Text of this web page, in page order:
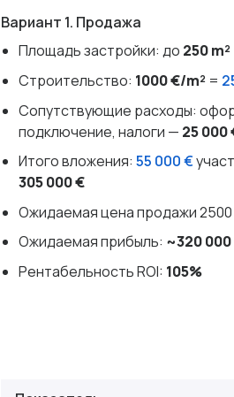
Вариант 1. Продажа
Площадь застройки: до 250 m²
Строительство: 1000 €/m² =
Сопутствующие расходы:
подключение, налоги — 25 000
Итого вложения: 55 000 €
305 000 €
Ожидаемая цена продажи 2500
Ожидаемая прибыль: ~320
Рентабельность ROI: 105%